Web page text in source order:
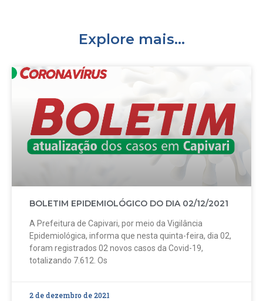
Explore mais...
BOLETIM EPIDEMIOLÓGICO DO DIA 02/12/2021
A Prefeitura de Capivari, por meio da Vigilância
Epidemiológica, informa que nesta quinta-feira, dia 02,
foram registrados 02 novos casos da Covid-19,
totalizando 7.612. Os
2 de dezembro de 2021